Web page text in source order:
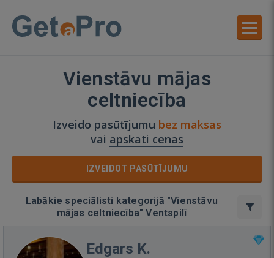
Vienstāvu mājas
celtniecība
Izveido pasūtījumu bez maksas
vai apskati cenas
IZVEIDOT PASŪTĪJUMU
Labākie speciālisti kategorijā "Vienstāvu
mājas celtniecība" Ventspilī
Edgars K.